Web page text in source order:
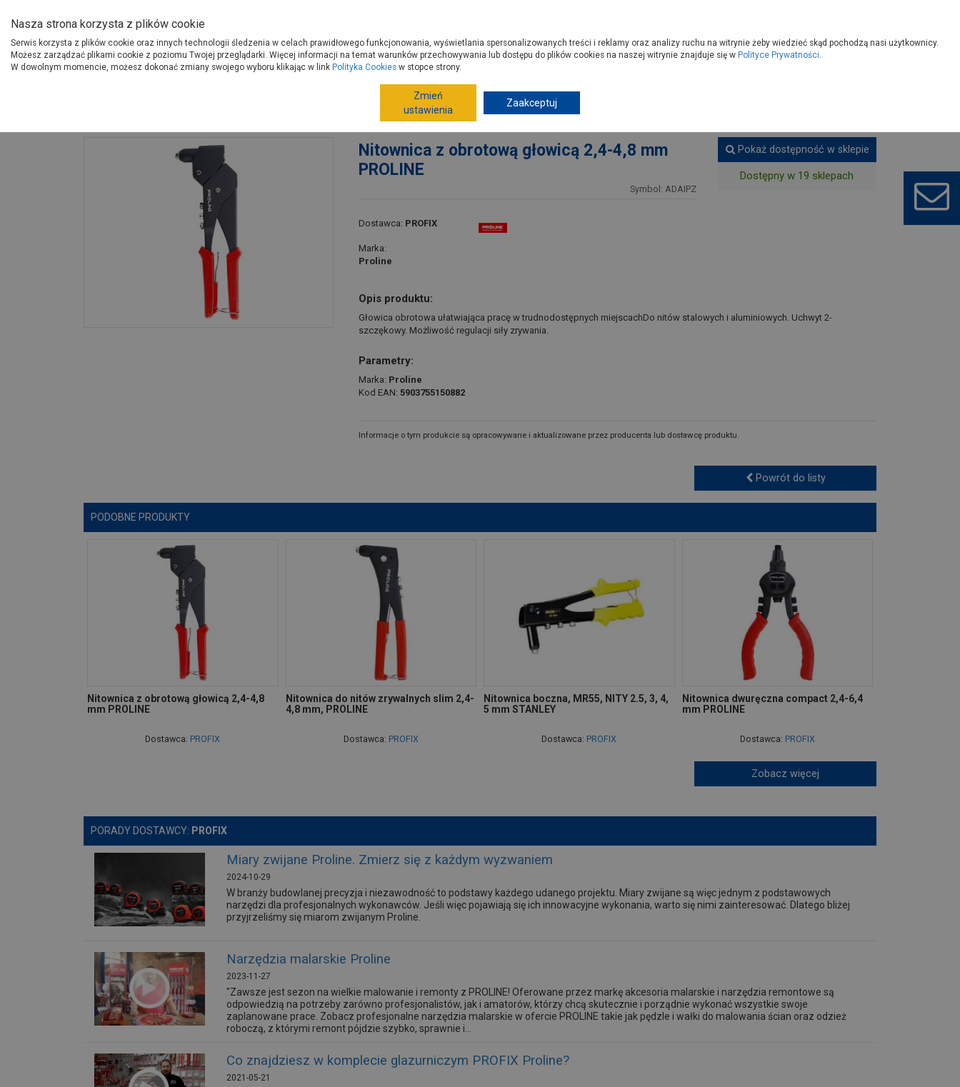
Produkty
O Grupie PSB
Gdzie kupisz Porady
Narzędzia ręczne, warsztat Zszywacze, nitownice
Nitownica z obrotową głowicą 2,4-4,8 mm
PROLINE
Symbol: ADAIPZ
Dostawca: PROFIX
Marka:
Proline
Pokaż dostępność w sklepie
Dostępny w 19 sklepach
Opis produktu:
Głowica obrotowa ułatwiająca pracę w trudnodostępnych miejscachDo nitów stalowych i aluminiowych. Uchwyt 2-
szczękowy. Możliwość regulacji siły zrywania.
Parametry:
Marka: Proline
Kod EAN: 5903755150882
Informacje o tym produkcie są opracowywane i aktualizowane przez producenta lub dostawcę produktu.
Powrót do listy
PODOBNE PRODUKTY
Nitownica z obrotową głowicą 2,4-4,8
mm PROLINE
Dostawca: PROFIX
Nitownica do nitów zrywalnych slim 2,4-
4,8 mm, PROLINE
Dostawca: PROFIX
Nitownica boczna, MR55, NITY 2.5, 3, 4,
5 mm STANLEY
Dostawca: PROFIX
Nitownica dwuręczna compact 2,4-6,4
mm PROLINE
Dostawca: PROFIX
Zobacz więcej
PORADY DOSTAWCY: PROFIX
Miary zwijane Proline. Zmierz się z każdym wyzwaniem
2024-10-29
W branży budowlanej precyzja i niezawodność to podstawy każdego udanego projektu. Miary zwijane są więc jednym z podstawowych
narzędzi dla profesjonalnych wykonawców. Jeśli więc pojawiają się ich innowacyjne wykonania, warto się nimi zainteresować. Dlatego bliżej
przyjrzeliśmy się miarom zwijanym Proline.
Narzędzia malarskie Proline
2023-11-27
"Zawsze jest sezon na wielkie malowanie i remonty z PROLINE! Oferowane przez markę akcesoria malarskie i narzędzia remontowe są
odpowiedzią na potrzeby zarówno profesjonalistów, jak i amatorów, którzy chcą skutecznie i porządnie wykonać wszystkie swoje
zaplanowane prace. Zobacz profesjonalne narzędzia malarskie w ofercie PROLINE takie jak pędzle i wałki do malowania ścian oraz odzież
roboczą, z którymi remont pójdzie szybko, sprawnie i...
Co znajdziesz w komplecie glazurniczym PROFIX Proline?
2021-05-21
Nasza strona korzysta z plików cookie
Serwis korzysta z plików cookie oraz innych technologii śledzenia w celach prawidłowego funkcjonowania, wyświetlania spersonalizowanych treści i reklamy oraz analizy ruchu na witrynie żeby wiedzieć skąd pochodzą nasi użytkownicy.
Możesz zarządzać plikami cookie z poziomu Twojej przeglądarki. Więcej informacji na temat warunków przechowywania lub dostępu do plików cookies na naszej witrynie znajduje się w Polityce Prywatności.
W dowolnym momencie, możesz dokonać zmiany swojego wyboru klikając w link Polityka Cookies w stopce strony.
Zmień
ustawienia
Zaakceptuj